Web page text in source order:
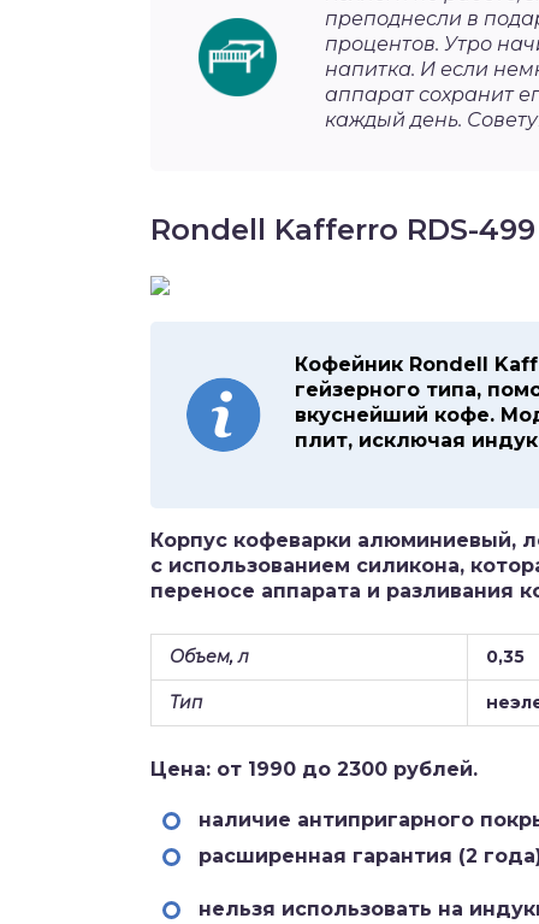
преподнесли в
процентов. Утро
напитка. И если
аппарат сохранит
каждый день.
Rondell Kafferro RDS-499
Кофейник Rondell
гейзерного типа,
вкуснейший кофе.
плит, исключая
Корпус кофеварки алюминиевый,
с использованием силикона,
переносе аппарата и разливания
Объем, л 0,35
Тип
Цена: от 1990 до 2300 рублей.
наличие антипригарного
расширенная гарантия (2
нельзя использовать на